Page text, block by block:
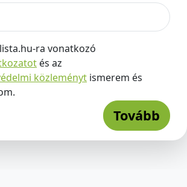
ra vonatkozó
és az
közleményt ismerem és
Tovább